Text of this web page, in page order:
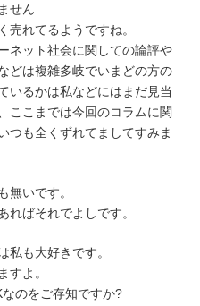
せん
売れてるようですね。
ネット社会に関しての論評や
どは複雑多岐でいまどの方の
いるかは私などにはまだ見当
ここまでは今回のコラムに関
つも全くずれてましてすみま
無いです。
ればそれでよしです。
私も大好きです。
すよ。
のをご存知ですか?